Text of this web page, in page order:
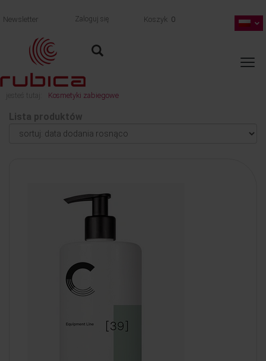
Newsletter Zaloguj się Koszyk 0
jesteś tutaj: Kosmetyki zabiegowe
Lista produktów